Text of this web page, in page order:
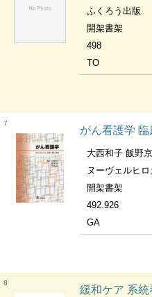
ふくろう出版
開架書架
498
TO
7
がん看護学 臨
大西和子 飯野
ヌーヴェルヒロ
開架書架
492.926
GA
8
緩和ケア 系